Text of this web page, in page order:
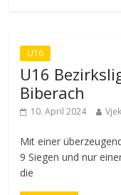
U16
U16
Biberach
10. April 2024
Mit einer
9 Siegen und nur
die